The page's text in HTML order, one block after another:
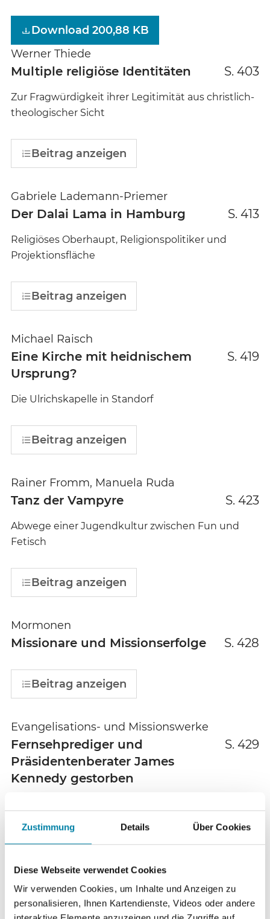
Zustimmung Details Über Cookies
Diese Webseite verwendet Cookies
Wir verwenden Cookies, um Inhalte und Anzeigen zu
personalisieren, Ihnen Kartendienste, Videos oder andere
Download 200,88 KB
Werner Thiede
Multiple religiöse Identitäten S. 403
Zur Fragwürdigkeit ihrer Legitimität aus christlich-
theologischer Sicht
Beitrag anzeigen
Gabriele Lademann-Priemer
Der Dalai Lama in Hamburg S. 413
Religiöses Oberhaupt, Religionspolitiker und
Projektionsfläche
Beitrag anzeigen
Michael Raisch
Eine Kirche mit heidnischem
Ursprung?
S. 419
Die Ulrichskapelle in Standorf
Beitrag anzeigen
Rainer Fromm, Manuela Ruda
Tanz der Vampyre S. 423
Abwege einer Jugendkultur zwischen Fun und
Fetisch
Beitrag anzeigen
Mormonen
Missionare und Missionserfolge S. 428
Beitrag anzeigen
Evangelisations- und Missionswerke
Fernsehprediger und
Präsidentenberater James
Kennedy gestorben
S. 429
evangelikaler Liebesroman als
faszinierende Milieu-Studie